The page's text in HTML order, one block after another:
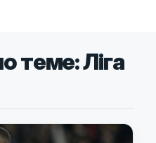
теме: Ліга